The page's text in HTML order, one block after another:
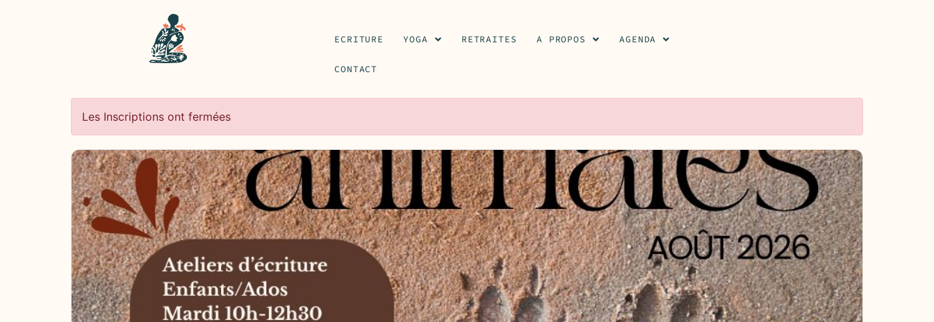
ECRITURE YOGA RETRAITES A PROPOS AGENDA
CONTACT
Les Inscriptions ont fermées